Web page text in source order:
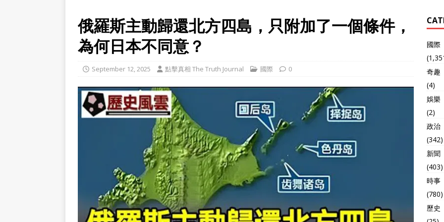
俄羅斯主動歸還北方四島，只附加了一個條件，
為何日本不同意？
September 12, 2025 點擊真相 The Truth Journal 國際 0
國際
奇趣
(4)
娛樂
(2)
政治
(342)
新聞
(403)
時事
(780)
歷史